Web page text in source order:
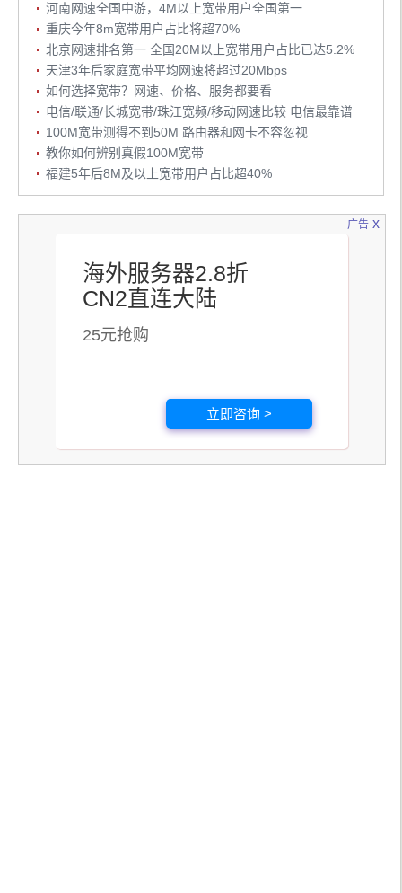
河南网速全国中游，4M以上宽带用户全国第一
重庆今年8m宽带用户占比将超70%
北京网速排名第一 全国20M以上宽带用户占比已达5.2%
天津3年后家庭宽带平均网速将超过20Mbps
如何选择宽带？网速、价格、服务都要看
电信/联通/长城宽带/珠江宽频/移动网速比较 电信最靠谱
100M宽带测得不到50M 路由器和网卡不容忽视
教你如何辨别真假100M宽带
福建5年后8M及以上宽带用户占比超40%
广告
海外服务器2.8折
CN2直连大陆
25元抢购
立即咨询 >
x